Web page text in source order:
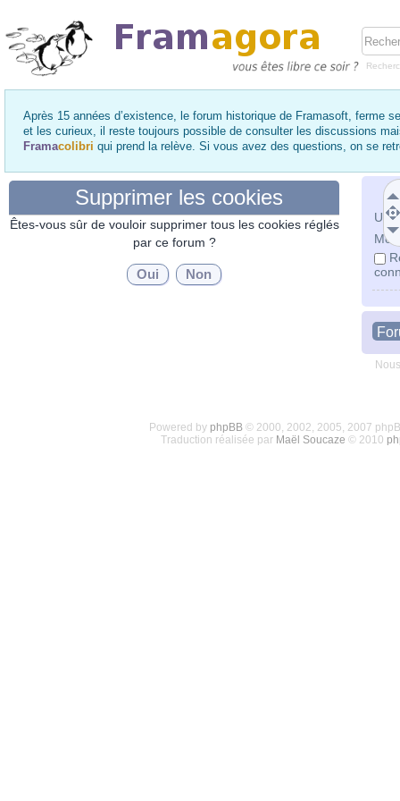
Après 15 années d’existence, le forum historique de Framasoft, ferme
et les curieux, il reste toujours possible de consulter les discussions
Framacolibri qui prend la relève. Si vous avez des questions, on se
Mot
Supprimer les cookies
Êtes-vous sûr de vouloir supprimer tous les cookies réglés
par ce forum ?
Powered by phpBB© 2000, 2002, 2005, 2007
Traduction réalisée par Maël Soucaze © 2010